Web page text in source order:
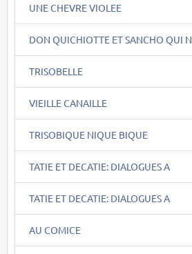
UNE CHEVRE VIOLEE
DON QUICHIOTTE ET SANCHO QUI N
TRISOBELLE
VIEILLE CANAILLE
TRISOBIQUE NIQUE BIQUE
TATIE ET DECATIE: DIALOGUES A
TATIE ET DECATIE: DIALOGUES A
AU COMICE